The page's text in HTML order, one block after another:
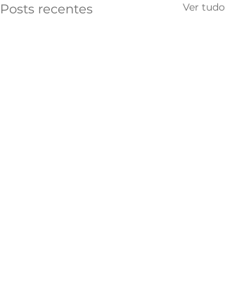
Posts recentes Ver tudo